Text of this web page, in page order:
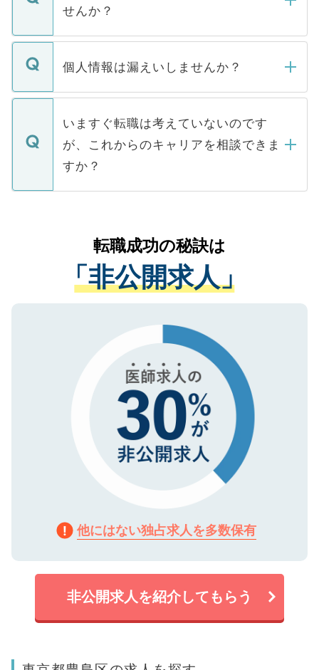
けない「非公開求人」です。非公開求人は
下記の理由によって、一般には公開してい
ません。
■応募殺到を避けるため 人気のある医療機
関を公にしてしまうと、応募が殺到する場
に、医療機関が求める条件に合った人材の
みを人材紹介会社に依頼するケースが増え
ています。
せんか？
転職・入職を強要することは一切ありませ
ん。また、仮に応募先から内定をいただい
定を承諾する必要はありません。内定先へ
の辞退の連絡はキャリアパートナーが行い
ますので、ご安心ください。
個人情報は漏えいしませんか？
個人情報が漏えいすることはありませんの
で、ご安心ください。当サイトからの登録
などで収集したご登録者様の個人情報は、
ご本人のキャリアアップおよび転職活動の
支援を目的に使用いたします。お預かりし
ているすべての個人データはご本人の許可
は、個人情報の取り扱いについての厳密な
管理基準を満たした事業者のみに付与され
る、プライバシーマークを取得済みです。
ご登録いただいた個人情報は、SSL（デー
で、機密保持に関してもご安心ください。
いますぐ転職は考えていないのです
が、これからのキャリアを相談できま
すか？
かがいして、現在の医療機関の状況や紹介
経験をまじえながら、適切なアドバイスを
させていただきます。すぐにご転職をされ
ない方には、長期的なサポートが可能です
ので、まずはご登録ください。
転職成功の秘訣は
「非公開求人」
他にはない独占求人を多数保有
非公開求人を紹介してもらう